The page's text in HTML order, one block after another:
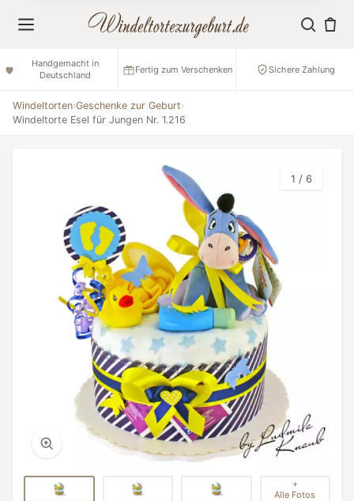
Handgemacht in
Deutschland
Fertig zum Verschenken Sichere Zahlung
Windeltorten›Geschenke zur Geburt›
Windeltorte Esel für Jungen Nr. 1.216
1 / 6
+
Alle Fotos